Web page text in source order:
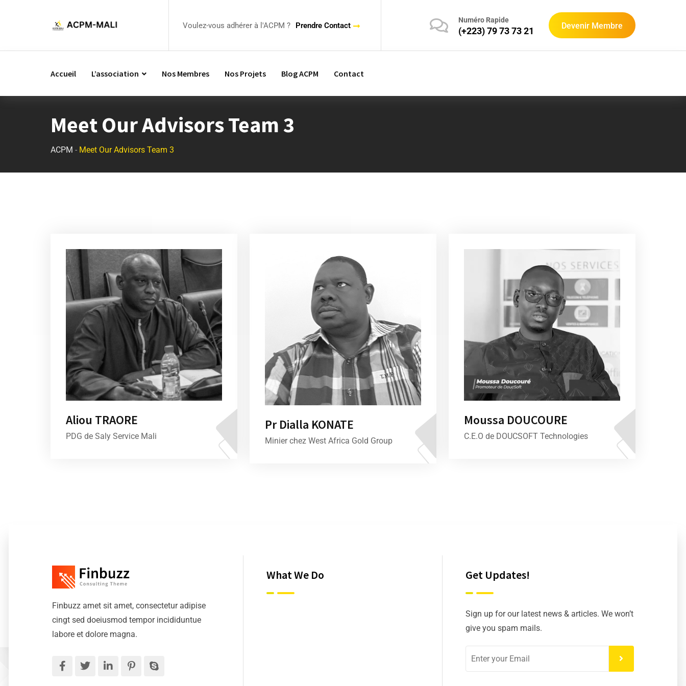
Voulez-vous adhérer à l'ACPM ? Prendre Contact
Numéro Rapide
(+223) 79 73 73 21 Devenir Membre
Accueil L’association Nos Membres Nos Projets Blog ACPM Contact
Meet Our Advisors Team 3
ACPM - Meet Our Advisors Team 3
Aliou TRAORE
PDG de Saly Service Mali
Pr Dialla KONATE
Minier chez West Africa Gold Group
Moussa DOUCOURE
C.E.O de DOUCSOFT Technologies
Finbuzz amet sit amet, consectetur adipise
cingt sed doeiusmod tempor incididuntue
labore et dolore magna.
What We Do Get Updates!
Sign up for our latest news & articles. We won’t
give you spam mails.